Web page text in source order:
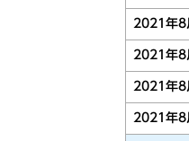
2021年8
2021年8
2021年8
2021年8